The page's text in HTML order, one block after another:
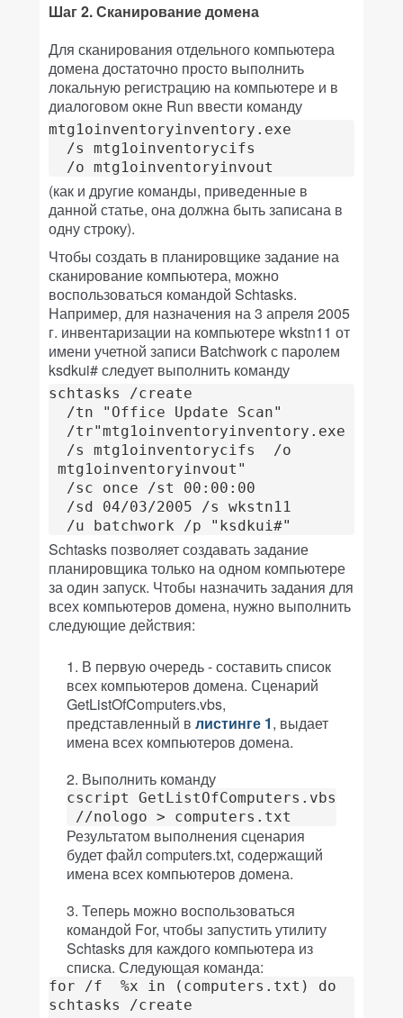
Шаг 2. Сканирование домена
Для сканирования отдельного компьютера
домена достаточно просто выполнить
локальную регистрацию на компьютере и в
диалоговом окне Run ввести команду
mtg1oinventoryinventory.exe
  /s mtg1oinventorycifs
  /o mtg1oinventoryinvout
(как и другие команды, приведенные в
данной статье, она должна быть записана в
одну строку).
Чтобы создать в планировщике задание на
сканирование компьютера, можно
воспользоваться командой Schtasks.
Например, для назначения на 3 апреля 2005
г. инвентаризации на компьютере wkstn11 от
имени учетной записи Batchwork с паролем
ksdkui# следует выполнить команду
schtasks /create
  /tn "Office Update Scan"
  /tr"mtg1oinventoryinventory.exe
  /s mtg1oinventorycifs  /o
mtg1oinventoryinvout"
  /sc once /st 00:00:00
  /sd 04/03/2005 /s wkstn11
Schtasks позволяет создавать задание
планировщика только на одном компьютере
за один запуск. Чтобы назначить задания для
всех компьютеров домена, нужно выполнить
следующие действия:
В первую очередь - составить список
всех компьютеров домена. Сценарий
GetListOfComputers.vbs,
представленный в листинге 1, выдает
имена всех компьютеров домена.
Выполнить команду
cscript GetListOfComputers.vbs
//nologo > computers.txt
Результатом выполнения сценария
будет файл computers.txt, содержащий
имена всех компьютеров домена.
Теперь можно воспользоваться
командой For, чтобы запустить утилиту
Schtasks для каждого компьютера из
списка. Следующая команда:
for /f  %x in (computers.txt) do
schtasks /create